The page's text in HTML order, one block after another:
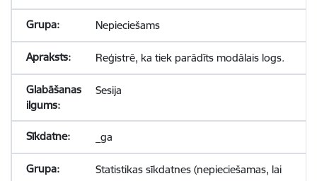
Nepieciešams
Reģistrē, ka tiek parādīts modālais logs.
Sesija
_ga
Statistikas sīkdatnes (nepieciešamas, lai